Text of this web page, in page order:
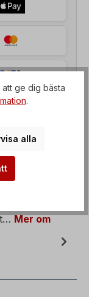
rpm
Mer om
ge dig bästa
.
alla